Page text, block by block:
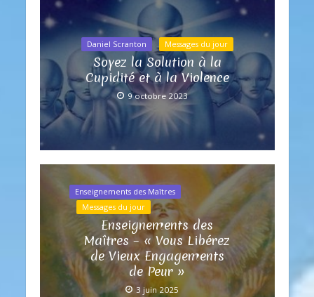
Daniel Scranton Messages du jour
Soyez la Solution à la
Cupidité et à la Violence
9 octobre 2023
Enseignements des Maîtres
Messages du jour
Enseignements des
Maîtres – « Vous Libérez
de Vieux Engagements
de Peur »
3 juin 2025